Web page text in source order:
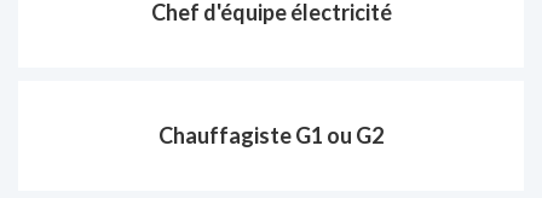
Chef d'équipe électricité
Chauffagiste G1 ou G2